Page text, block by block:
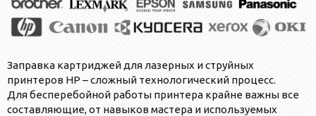
Заправка картриджей для лазерных и струйных
принтеров HP – сложный технологический процесс.
Для бесперебойной работы принтера крайне важны все
составляющие, от навыков мастера и используемых